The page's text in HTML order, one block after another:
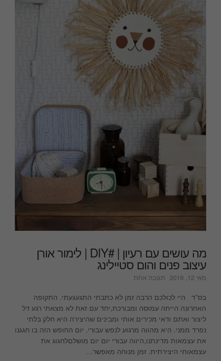
מה עושים עם רעיון | #DIY | לימור אורן
עיצוב פנים והום סטיילינג
מאי 12, 2019 תגובה אחת
עושים
עם
רעיון
|
לימור
בס”ד היי לכולכם הרבה זמן לא כתבתי התגעגעתי. התקופה
האחרונה הייתה עמוסה ומבורכת,יחד עם זאת לא מצאתי רגע דל
ליצור ואתם ודאי מכירים אותי ומבינים שהיצירה היא חלק בלתי
נפרד ממני. היא מהווה מרגוע לנפש עבורי. יום החופש הזה בו חגגנו
את עצמאות מדינתנו,היווה עבורי יום יום מושלםלחגוג את
עצמאותי היצירתית. זמן מנוחה מאפשר…